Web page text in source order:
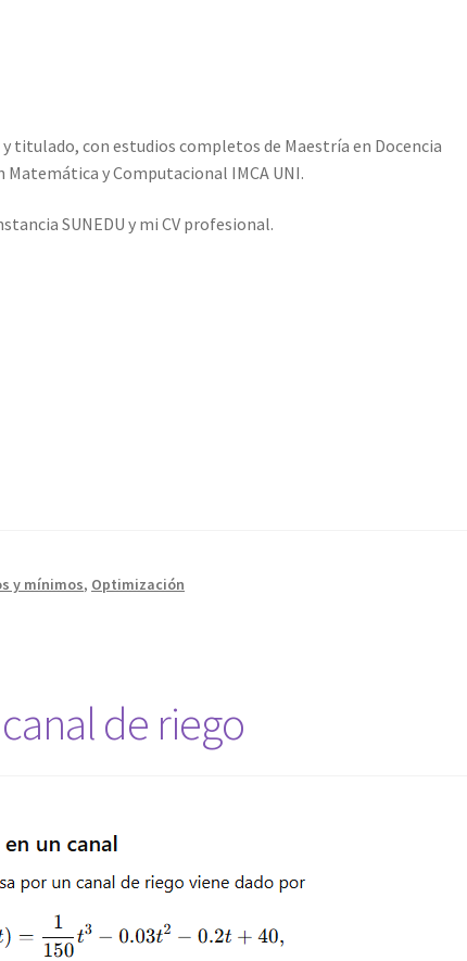
titulado, con estudios completos de Maestría en Docencia
y Computacional IMCA UNI.
SUNEDU y mi CV profesional.
y mínimos, Optimización
de riego